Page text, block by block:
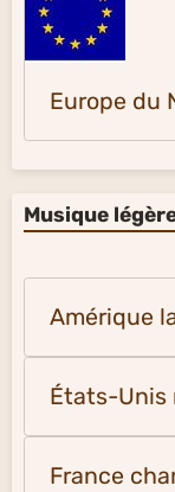
Europe du
Musique
Amérique
États-Unis
France